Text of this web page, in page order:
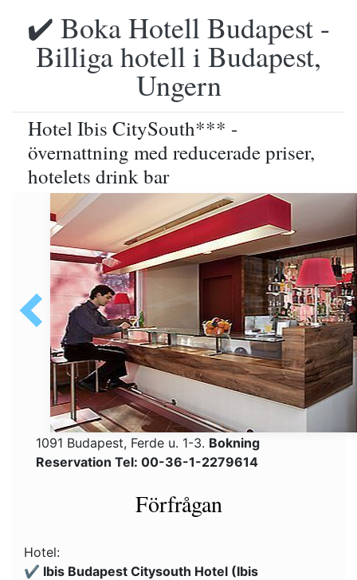
✔️ Boka Hotell Budapest -
Billiga hotell i Budapest,
Ungern
Hotel Ibis CitySouth*** -
övernattning med reducerade priser,
hotelets drink bar
1091 Budapest, Ferde u. 1-3. Bokning
Reservation Tel: 00-36-1-2279614
Förfrågan
Hotel:
✔️ Ibis Budapest Citysouth Hotel (Ibis